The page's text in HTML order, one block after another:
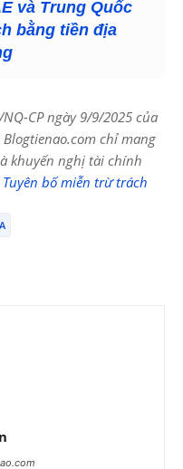
và Trung Quốc
bằng tiền địa
CP ngày 9/9/2025 của
chỉ mang
khuyến nghị tài chính
Tuyên bố miễn trừ trách